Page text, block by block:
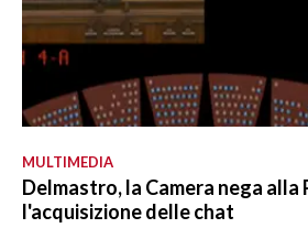
MULTIMEDIA
Delmastro, la Camera nega alla
l'acquisizione delle chat